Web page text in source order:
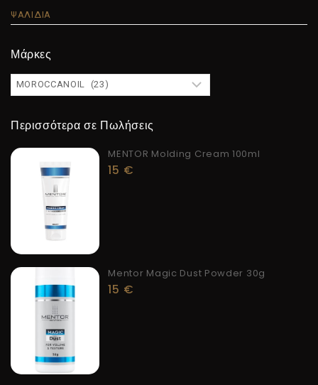
ΨΑΛΙΔΙΑ
Μάρκες
Περισσότερα σε Πωλήσεις
MENTOR Molding Cream 100ml
15 €
Mentor Magic Dust Powder 30g
15 €